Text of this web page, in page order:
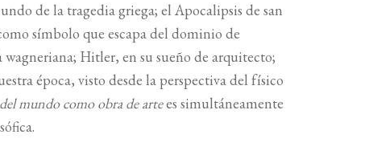
de la tragedia griega; el Apocalipsis de san
símbolo que escapa del dominio de
Hitler, en su sueño de arquitecto;
época, visto desde la perspectiva del físico
mundo como obra de artees simultáneamente